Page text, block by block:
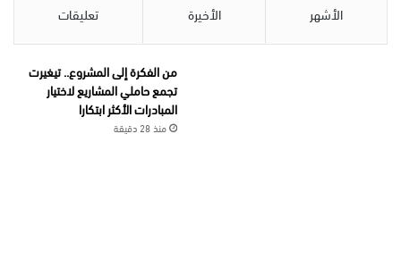
الأشهر الأخيرة تعليقات
من الفكرة إلى المشروع.. تيغيرت
تجمع حاملي المشاريع لاختيار
المبادرات الأكثر ابتكارا
منذ 28 دقيقة